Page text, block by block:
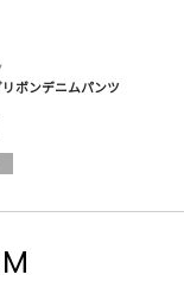
ボンデニムパンツ